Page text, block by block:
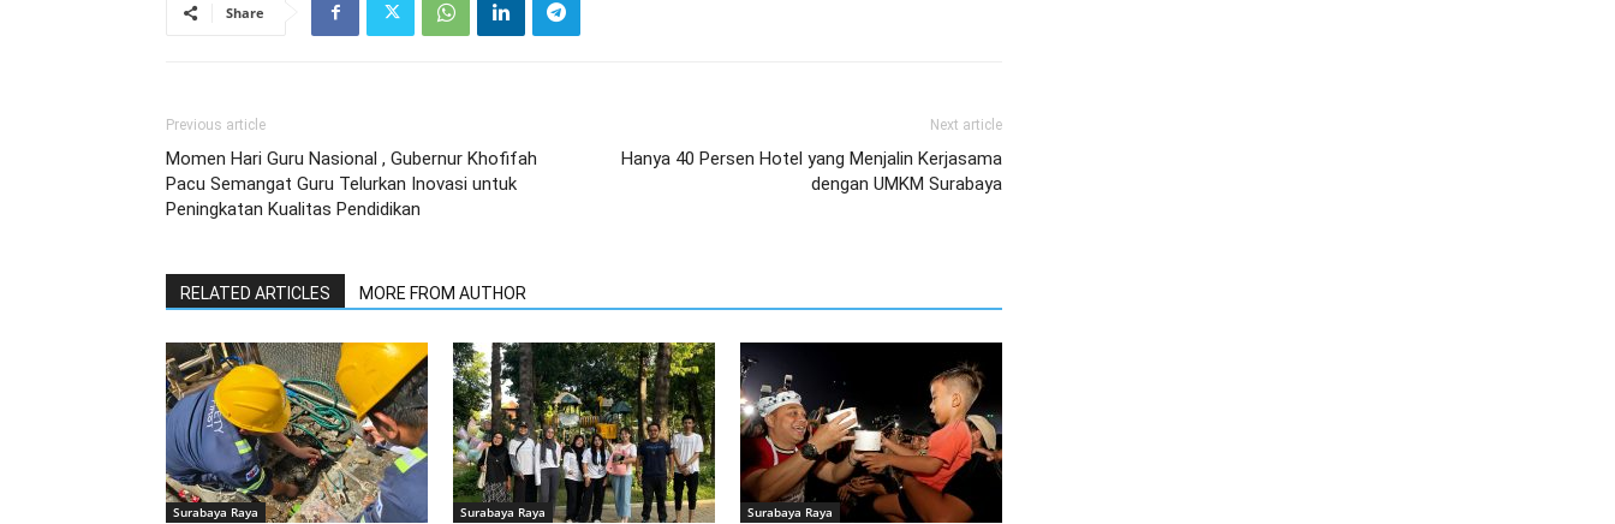
Share
Previous article
Momen Hari Guru Nasional , Gubernur Khofifah
Pacu Semangat Guru Telurkan Inovasi untuk
Peningkatan Kualitas Pendidikan
Next article
Hanya 40 Persen Hotel yang Menjalin Kerjasama
dengan UMKM Surabaya
RELATED ARTICLES MORE FROM AUTHOR
Surabaya Raya Surabaya Raya Surabaya Raya